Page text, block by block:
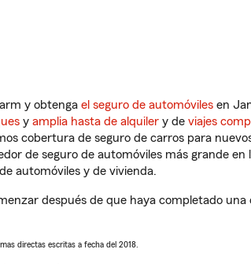
y obtenga el seguro de automóviles en
y amplia hasta de alquiler y de viajes
cobertura de seguro de carros para
de seguro de automóviles más grande en
automóviles y de vivienda.
después de que haya completado una
directas escritas a fecha del 2018.